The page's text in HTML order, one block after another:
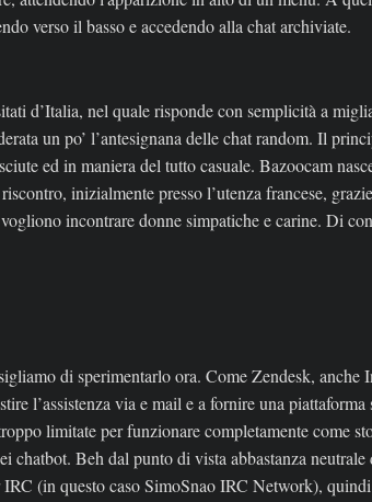
verso il basso e accedendo alla chat archiviate.
d’Italia, nel quale risponde con semplicità a
un po’ l’antesignana delle chat random. Il
ed in maniera del tutto casuale. Bazoocam
inizialmente presso l’utenza francese,
incontrare donne simpatiche e carine. Di
di sperimentarlo ora. Come Zendesk,
l’assistenza via e mail e a fornire una
limitate per funzionare completamente come
chatbot. Beh dal punto di vista abbastanza
(in questo caso SimoSnao IRC Network),